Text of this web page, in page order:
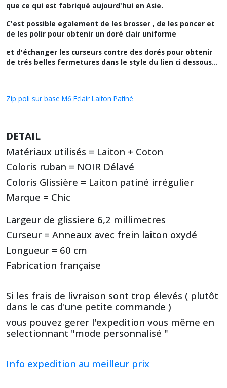
que ce qui est fabriqué aujourd'hui en Asie.
C'est possible egalement de les brosser , de les poncer et
de les polir pour obtenir un doré clair uniforme
et d'échanger les curseurs contre des dorés pour obtenir
de trés belles fermetures dans le style du lien ci dessous...
Zip poli sur base M6 Eclair Laiton Patiné
DETAIL
Matériaux utilisés = Laiton + Coton
Coloris ruban = NOIR Délavé
Coloris Glissière = Laiton patiné irrégulier
Marque = Chic
Largeur de glissiere 6,2 millimetres
Curseur = Anneaux avec frein laiton oxydé
Longueur = 60 cm
Fabrication française
Si les frais de livraison sont trop élevés ( plutôt
dans le cas d'une petite commande )
vous pouvez gerer l'expedition vous même en
selectionnant "mode personnalisé "
Info expedition au meilleur prix